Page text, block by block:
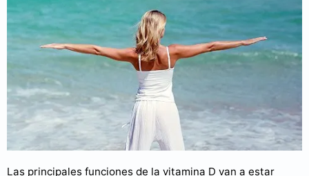
Las principales funciones de la vitamina D van a estar